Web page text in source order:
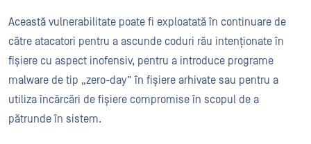
Această vulnerabilitate poate fi exploatată în continuare de
către atacatori pentru a ascunde coduri rău intenționate în
fișiere cu aspect inofensiv, pentru a introduce programe
malware de tip „zero-day” în fișiere arhivate sau pentru a
utiliza încărcări de fișiere compromise în scopul de a
pătrunde în sistem.